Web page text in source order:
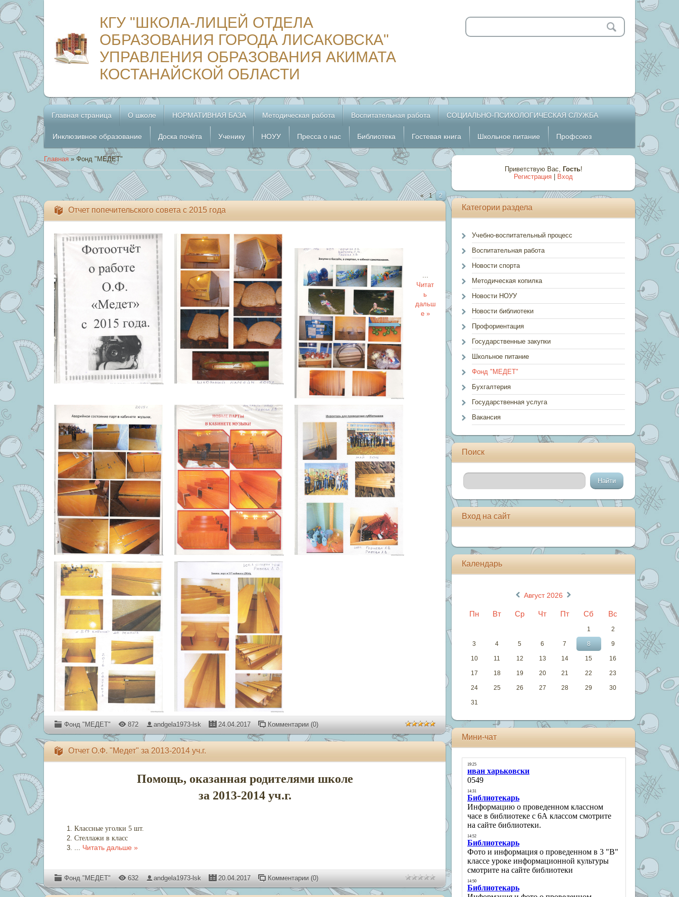
КГУ "ШКОЛА-ЛИЦЕЙ ОТДЕЛА
ОБРАЗОВАНИЯ ГОРОДА ЛИСАКОВСКА"
УПРАВЛЕНИЯ ОБРАЗОВАНИЯ АКИМАТА
КОСТАНАЙСКОЙ ОБЛАСТИ
Главная страница О школе НОРМАТИВНАЯ БАЗА Методическая работа Воспитательная работа СОЦИАЛЬНО-ПСИХОЛОГИЧЕСКАЯ СЛУЖБА
Инклюзивное образование Доска почёта Ученику НОУУ Пресса о нас Библиотека Гостевая книга Школьное питание Профсоюз
Главная » Фонд "МЕДЕТ"
« 1 2
Отчет попечительского совета с 2015 года
...
Читат
ь
дальш
е »
Фонд "МЕДЕТ" 872 andgela1973-lsk 24.04.2017 Комментарии (0)
Отчет О.Ф. "Медет" за 2013-2014 уч.г.
Помощь, оказанная родителями школе
за 2013-2014 уч.г.
Классные уголки 5 шт.
Стеллажи в класс
Читать дальше »
Фонд "МЕДЕТ" 632 andgela1973-lsk 20.04.2017 Комментарии (0)
Приветствую Вас, Гость!
Регистрация
Вход
Категории раздела
Учебно-воспитательный процесс
Воспитательная работа
Новости спорта
Методическая копилка
Новости НОУУ
Новости библиотеки
Профориентация
Государственные закупки
Школьное питание
Фонд "МЕДЕТ"
Бухгалтерия
Государственная услуга
Вакансия
Поиск
Вход на сайт
Календарь
Август 2026
Пн Вт Ср Чт Пт Сб Вс
1 2
3 4 5 6 7 8 9
10 11 12 13 14 15 16
17 18 19 20 21 22 23
24 25 26 27 28 29 30
31
Мини-чат